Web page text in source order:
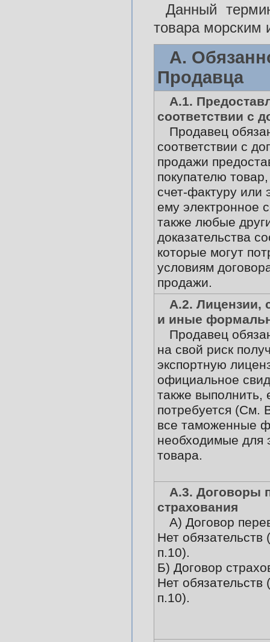
Данный
товара морским
А.
Продавца
А.1.
соответствии с
Продавец
соответствии с
продажи
покупателю
счет-фактуру или
ему электронное
также любые
доказательства
которые могут
условиям
продажи.
А.2. Лицензии,
и иные
Продавец
на свой риск
экспортную
официальное
также выполнить,
потребуется (См.
все таможенные
необходимые для
товара.
А.3. Договоры
страхования
А) Договор
Нет
п.10).
Б) Договор
Нет
п.10).